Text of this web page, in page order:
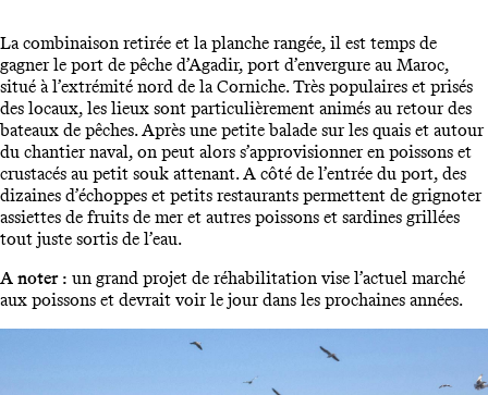
La combinaison retirée et la planche rangée, il est temps de
gagner le port de pêche d’Agadir, port d’envergure au Maroc,
situé à l’extrémité nord de la Corniche. Très populaires et prisés
des locaux, les lieux sont particulièrement animés au retour des
bateaux de pêches. Après une petite balade sur les quais et autour
du chantier naval, on peut alors s’approvisionner en poissons et
crustacés au petit souk attenant. A côté de l’entrée du port, des
dizaines d’échoppes et petits restaurants permettent de grignoter
assiettes de fruits de mer et autres poissons et sardines grillées
tout juste sortis de l’eau.
A noter : un grand projet de réhabilitation vise l’actuel marché
aux poissons et devrait voir le jour dans les prochaines années.